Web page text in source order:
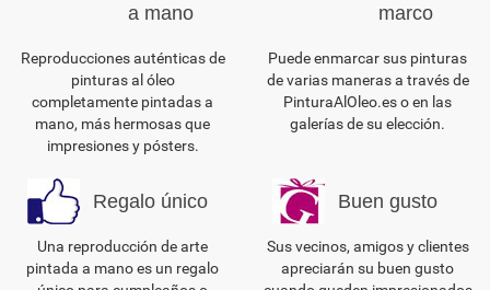
a mano
Reproducciones auténticas de
pinturas al óleo
completamente pintadas a
mano, más hermosas que
impresiones y pósters.
marco
Puede enmarcar sus pinturas
de varias maneras a través de
PinturaAlOleo.es o en las
galerías de su elección.
Regalo único
Una reproducción de arte
pintada a mano es un regalo
Buen gusto
Sus vecinos, amigos y clientes
apreciarán su buen gusto